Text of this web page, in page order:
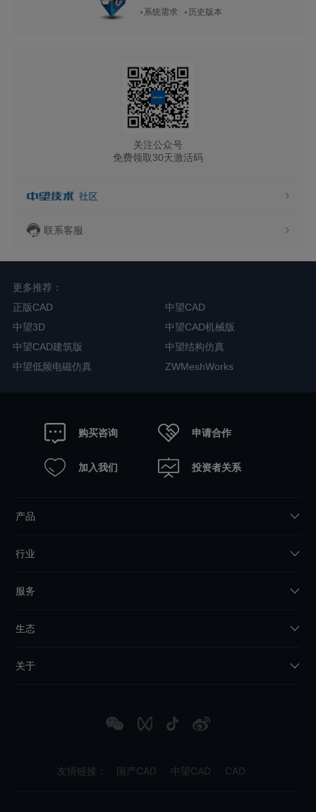
系统需求 历史版本
关注公众号
免费领取30天激活码
联系客服
更多推荐：
正版CAD
中望CAD
中望3D
中望CAD机械版
中望CAD建筑版
中望结构仿真
中望低频电磁仿真
ZWMeshWorks
购买咨询 申请合作
加入我们 投资者关系
产品
行业
服务
生态
关于
友情链接： 国产CAD 中望CAD CAD